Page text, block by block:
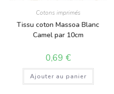
Cotons imprimés
Tissu coton Massoa Blanc
Camel par 10cm
0,69 €
Ajouter au panier